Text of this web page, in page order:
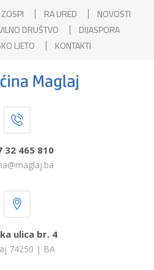
ZOSPI RA URED
NOVOSTI
DRUŠTVO
DIJASPORA
LJETO
KONTAKTI
32 465 810
ulica br. 4
74250 | BA